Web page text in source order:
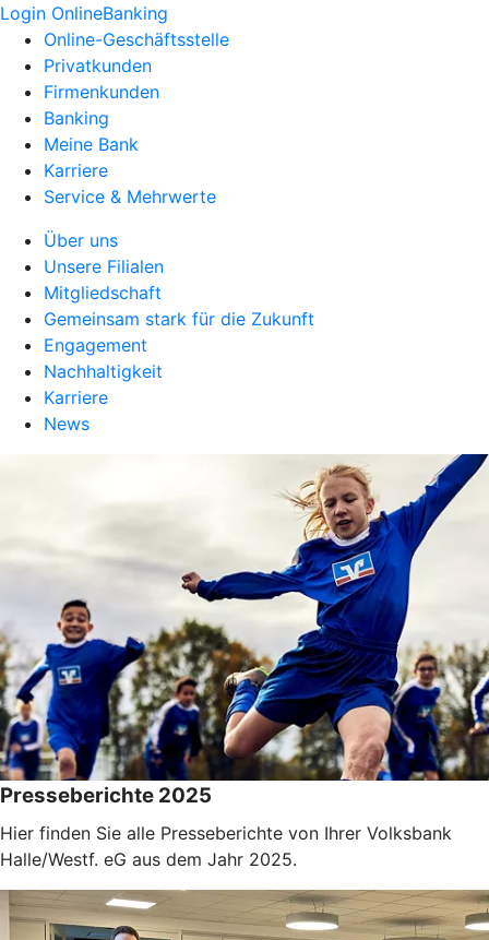
Login OnlineBanking
Online-Geschäftsstelle
Privatkunden
Firmenkunden
Banking
Meine Bank
Karriere
Service & Mehrwerte
Über uns
Unsere Filialen
Mitgliedschaft
Gemeinsam stark für die Zukunft
Engagement
Nachhaltigkeit
Karriere
News
Presseberichte 2025
Hier finden Sie alle Presseberichte von Ihrer Volksbank
Halle/Westf. eG aus dem Jahr 2025.